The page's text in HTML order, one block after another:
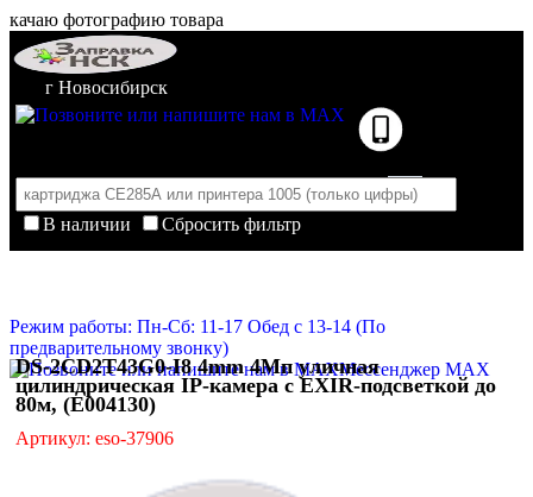
качаю фотографию товара
г Новосибирск
В наличии
Сбросить фильтр
Корзина пуста
Режим работы: Пн-Сб: 11-17 Обед с 13-14 (По
предварительному звонку)
Мессенджер MAX
DS-2CD2T43G0-I8 4mm 4Мп уличная
цилиндрическая IP-камера с EXIR-подсветкой до
80м, (E004130)
Артикул: eso-37906